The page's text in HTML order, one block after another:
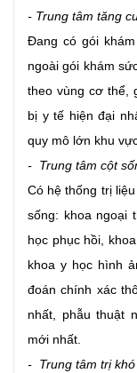
- Trung tâm tăng
Đang có gói
ngoài gói khám
theo vùng cơ thể,
bị y tế hiện đại
quy mô lớn khu
- Trung tâm cột
Có hệ thống trị
sống: khoa ngoại
học phục hồi,
khoa y học hình
đoán chính xác
nhất, phẫu thuật
mới nhất.
- Trung tâm trị khó